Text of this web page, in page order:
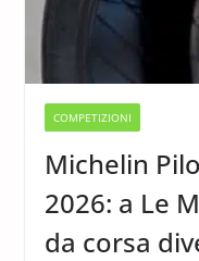
COMPETIZIONI
Michelin
2026: a Le
da corsa